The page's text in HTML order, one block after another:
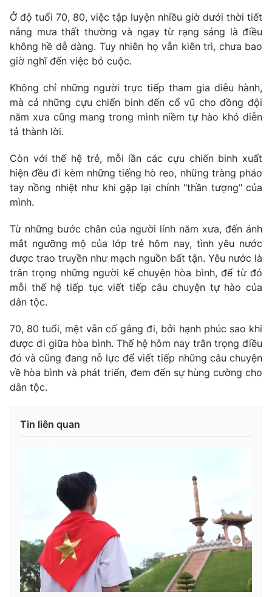
Ở độ tuổi 70, 80, việc tập luyện nhiều giờ dưới thời tiết
nắng mưa thất thường và ngay từ rạng sáng là điều
không hề dễ dàng. Tuy nhiên họ vẫn kiên trì, chưa bao
giờ nghĩ đến việc bỏ cuộc.
Không chỉ những người trực tiếp tham gia diễu hành,
mà cả những cựu chiến binh đến cổ vũ cho đồng đội
năm xưa cũng mang trong mình niềm tự hào khó diễn
tả thành lời.
Còn với thế hệ trẻ, mỗi lần các cựu chiến binh xuất
hiện đều đi kèm những tiếng hò reo, những tràng pháo
tay nồng nhiệt như khi gặp lại chính "thần tượng" của
mình.
Từ những bước chân của người lính năm xưa, đến ánh
mắt ngưỡng mộ của lớp trẻ hôm nay, tình yêu nước
được trao truyền như mạch nguồn bất tận. Yêu nước là
trân trọng những người kể chuyện hòa bình, để từ đó
mỗi thế hệ tiếp tục viết tiếp câu chuyện tự hào của
dân tộc.
70, 80 tuổi, mệt vẫn cố gắng đi, bởi hạnh phúc sao khi
được đi giữa hòa bình. Thế hệ hôm nay trân trọng điều
đó và cũng đang nỗ lực để viết tiếp những câu chuyện
về hòa bình và phát triển, đem đến sự hùng cường cho
dân tộc.
Tin liên quan